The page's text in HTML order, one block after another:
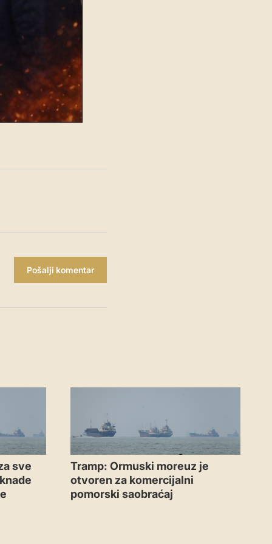
Pošalji komentar
sve
Tramp: Ormuski moreuz je
otvoren za komercijalni
pomorski saobraćaj